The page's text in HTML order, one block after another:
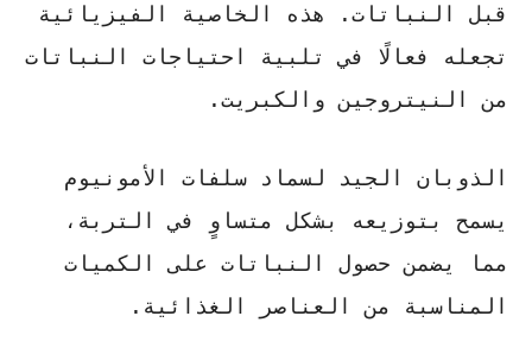
قبل النباتات. هذه الخاصية الفيزيائية
تجعله فعالًا في تلبية احتياجات النباتات
من النيتروجين والكبريت.
الذوبان الجيد لسماد سلفات الأمونيوم
يسمح بتوزيعه بشكل متساوٍ في التربة،
مما يضمن حصول النباتات على الكميات
المناسبة من العناصر الغذائية.